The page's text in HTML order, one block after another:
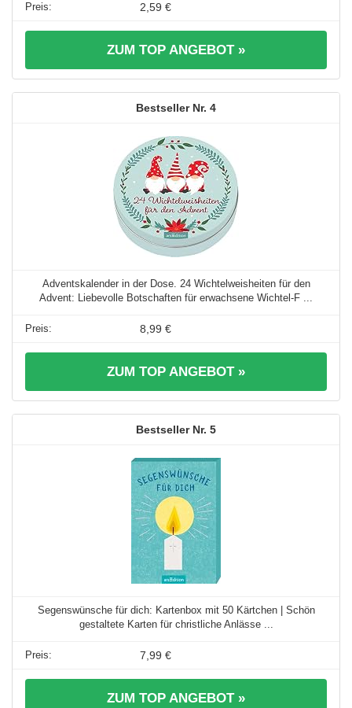
2,59 €
ZUM TOP ANGEBOT »
4
Adventskalender in der Dose. 24 Wichtelweisheiten für den
Advent: Liebevolle Botschaften für erwachsene Wichtel-F ...
8,99 €
ZUM TOP ANGEBOT »
5
Segenswünsche für dich: Kartenbox mit 50 Kärtchen | Schön
gestaltete Karten für christliche Anlässe ...
7,99 €
ZUM TOP ANGEBOT »